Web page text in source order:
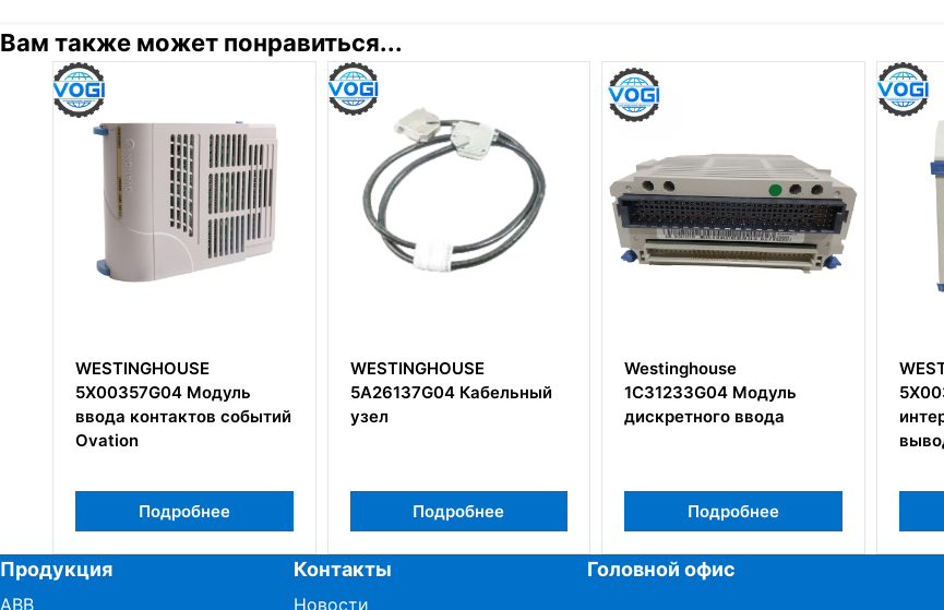
Вам также может понравиться...
WESTINGHOUSE
5A26137G04 Кабельный
узел
Подробнее
Westinghouse
1C31233G04 Модуль
дискретного ввода
Подробнее
WESTINGHOUSE
5X00301G01 Контроллер
интерфейса ввода/
Подробнее
Продукция
ABB
Контакты
Новости
Головной офис